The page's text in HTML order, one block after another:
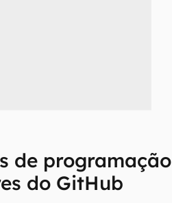
de programação
do GitHub